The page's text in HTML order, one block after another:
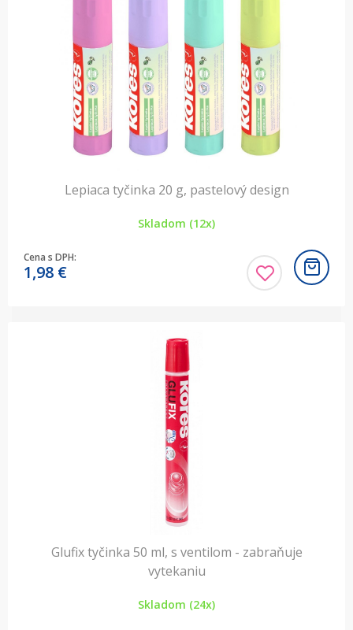
Lepiaca tyčinka 20 g, pastelový design
Skladom (12x)
Cena s DPH:
1,98 €
Glufix tyčinka 50 ml, s ventilom - zabraňuje
vytekaniu
Skladom (24x)